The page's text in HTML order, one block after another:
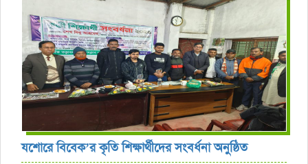
যশোরে বিবেক’র কৃতি শিক্ষার্থীদের সংবর্ধনা অনুষ্ঠিত